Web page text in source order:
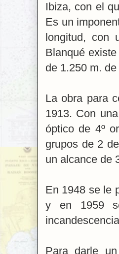
Ibiza, con el
Es un
longitud, con
Blanqué
de 1.250 m.
La obra para
1913. Con
óptico de 4º
grupos de 2
un alcance de
En 1948 se le
y en 1959
Para darle